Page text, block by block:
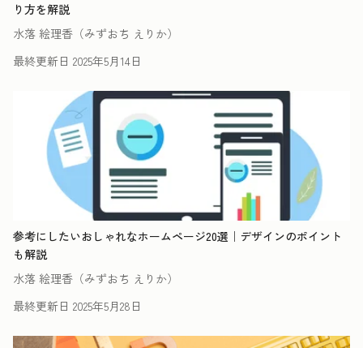
り方を解説
水落 絵理香（みずおち えりか）
最終更新日 2025年5月14日
参考にしたいおしゃれなホームページ20選｜デザインのポイント
も解説
水落 絵理香（みずおち えりか）
最終更新日 2025年5月28日